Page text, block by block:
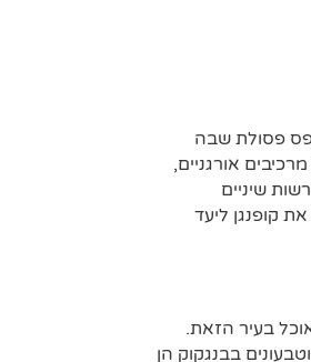
פסולת שבה
אורגניים,
שיניים
קופנגן ליעד
בעיר הזאת.
בבנגקוק הן